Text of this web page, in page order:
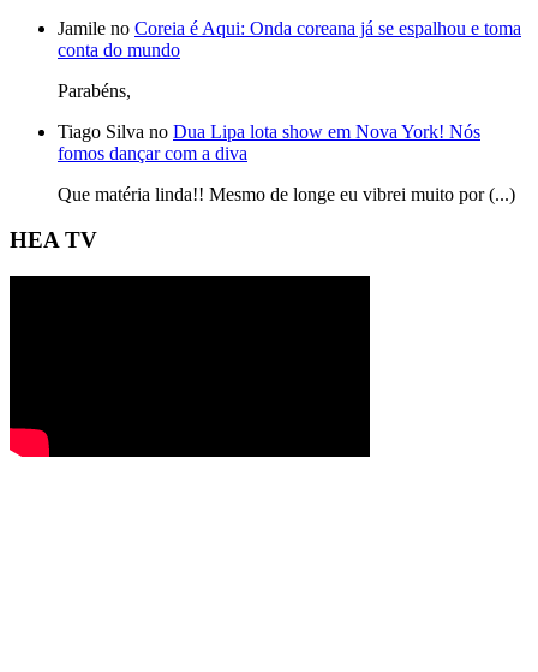
Jamile no Coreia é Aqui: Onda coreana já se espalhou e toma
conta do mundo
Parabéns,
Tiago Silva no Dua Lipa lota show em Nova York! Nós
fomos dançar com a diva
Que matéria linda!! Mesmo de longe eu vibrei muito por (...)
HEA TV